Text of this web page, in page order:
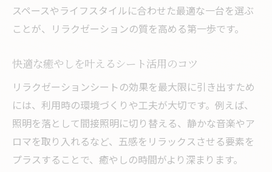
スペースやライフスタイルに合わせた最適な一台を選ぶ
ことが、リラクゼーションの質を高める第一歩です。
快適な癒やしを叶えるシート活用のコツ
リラクゼーションシートの効果を最大限に引き出すため
には、利用時の環境づくりや工夫が大切です。例えば、
照明を落として間接照明に切り替える、静かな音楽やア
ロマを取り入れるなど、五感をリラックスさせる要素を
プラスすることで、癒やしの時間がより深まります。